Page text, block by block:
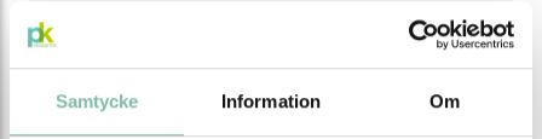
Samtycke Information Om